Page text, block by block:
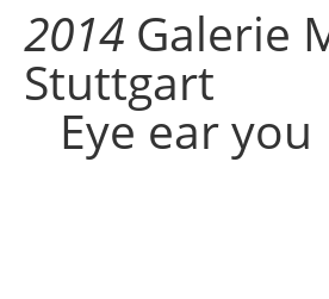
2014Galerie
Stuttgart
Eye ear you